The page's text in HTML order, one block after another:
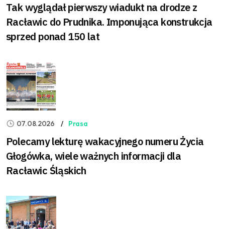
Tak wyglądał pierwszy wiadukt na drodze z
Racławic do Prudnika. Imponująca konstrukcja
sprzed ponad 150 lat
07.08.2026 Prasa
Polecamy lekturę wakacyjnego numeru Życia
Głogówka, wiele ważnych informacji dla
Racławic Śląskich